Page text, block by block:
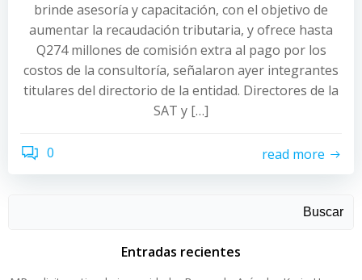
brinde asesoría y capacitación, con el objetivo de
aumentar la recaudación tributaria, y ofrece hasta
Q274 millones de comisión extra al pago por los
costos de la consultoría, señalaron ayer integrantes
titulares del directorio de la entidad. Directores de la
SAT y […]
0 read more
Buscar
Entradas recientes